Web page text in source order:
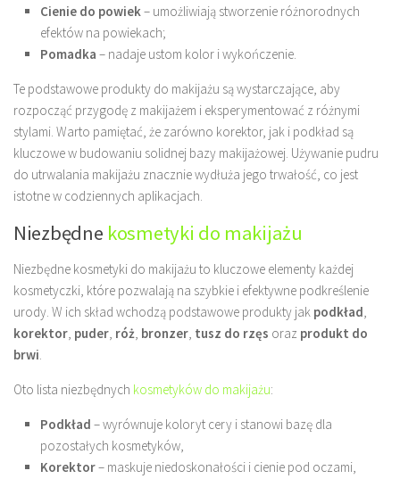
Cienie do powiek– umożliwiają stworzenie różnorodnych
efektów na powiekach;
Pomadka – nadaje ustom kolor i wykończenie.
Te podstawowe produkty do makijażu są wystarczające, aby
rozpocząć przygodę z makijażem i eksperymentować z różnymi
stylami. Warto pamiętać, że zarówno korektor, jak i podkład są
kluczowe w budowaniu solidnej bazy makijażowej. Używanie pudru
do utrwalania makijażu znacznie wydłuża jego trwałość, co jest
istotne w codziennych aplikacjach.
Niezbędne kosmetyki do makijażu
Niezbędne kosmetyki do makijażu to kluczowe elementy każdej
kosmetyczki, które pozwalają na szybkie i efektywne podkreślenie
urody. W ich skład wchodzą podstawowe produkty jak podkład,
korektor, puder, róż, bronzer, tusz do rzęs oraz produkt do
brwi.
Oto lista niezbędnych kosmetyków do makijażu:
Podkład – wyrównuje koloryt cery i stanowi bazę dla
pozostałych kosmetyków,
Korektor– maskuje niedoskonałości i cienie pod oczami,